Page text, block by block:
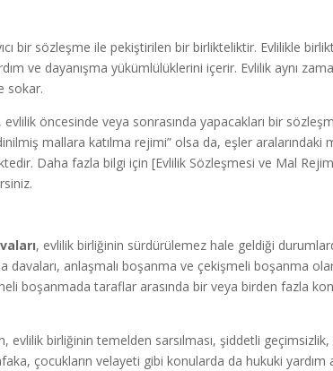
bir sözleşme ile pekiştirilen bir birlikteliktir. Evlilikle
ve dayanışma yükümlülüklerini içerir. Evlilik aynı
sokar.
öncesinde veya sonrasında yapacakları bir
mallara katılma rejimi” olsa da, eşler aralarındaki
Daha fazla bilgi için [Evlilik Sözleşmesi ve Mal
, evlilik birliğinin sürdürülemez hale geldiği
anlaşmalı boşanma ve çekişmeli boşanma
boşanmada taraflar arasında bir veya birden fazla
birliğinin temelden sarsılması, şiddetli
çocukların velayeti gibi konularda da hukuki